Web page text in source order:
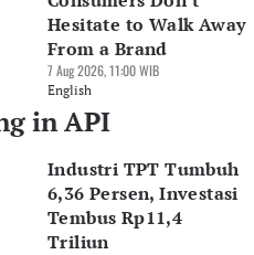
Hesitate to Walk Away
From a Brand
7 Aug 2026, 11:00 WIB
English
in API
Industri TPT Tumbuh
6,36 Persen, Investasi
Tembus Rp11,4
Triliun